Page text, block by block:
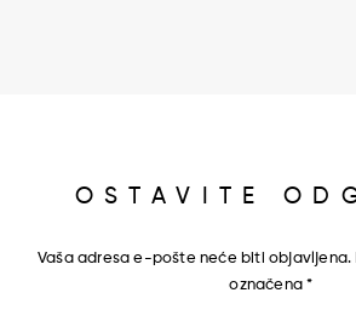
OSTAVITE
Vaša adresa e-pošte neće biti objavljena.
označena*